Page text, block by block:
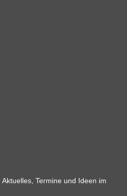
Termine und Ideen im